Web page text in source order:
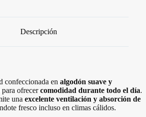
Descripción
confeccionada en algodón suave y
para ofrecercomodidad durante todo el día.
una excelente ventilación y absorción de
fresco incluso en climas cálidos.